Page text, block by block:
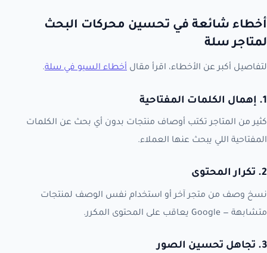
أخطاء شائعة في تحسين محركات البحث
لمتاجر سلة
لتفاصيل أكبر عن الأخطاء، اقرأ مقال أخطاء السيو في سلة.
1. إهمال الكلمات المفتاحية
كثير من المتاجر تكتب أوصاف منتجات بدون أي بحث عن الكلمات
المفتاحية اللي يبحث عنها العملاء.
2. تكرار المحتوى
نسخ وصف من متجر آخر أو استخدام نفس الوصف لمنتجات
متشابهة — Google يعاقب على المحتوى المكرر.
3. تجاهل تحسين الصور